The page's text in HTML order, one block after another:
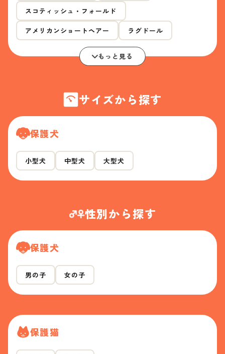
スコティッシュ・フォールド
アメリカンショートヘアー ラグドール
もっと見る
サイズから探す
保護犬
小型犬 中型犬 大型犬
性別から探す
保護犬
男の子 女の子
保護猫